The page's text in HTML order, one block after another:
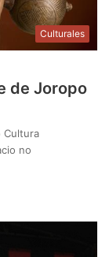
Culturales
de Joropo
Cultura
no